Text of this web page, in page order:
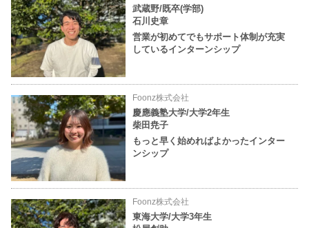
武蔵野/既卒(学部)
石川史章
営業が初めてでもサポート体制が充実
しているインターンシップ
Foonz株式会社
慶應義塾大学/大学2年生
柴田尭子
もっと早く始めればよかったインター
ンシップ
Foonz株式会社
東海大学/大学3年生